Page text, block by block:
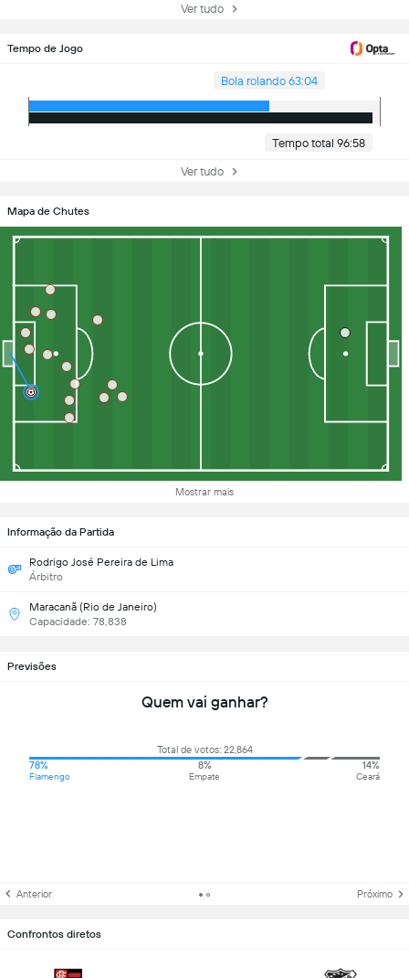
Ver tudo
Tempo de Jogo
Bola rolando 63:04
Tempo total 96:58
Ver tudo
Mapa de Chutes
Mostrar mais
Informação da Partida
Rodrigo José Pereira de Lima
Árbitro
Maracanã (Rio de Janeiro)
Capacidade: 78,838
Previsões
Quem vai ganhar?
Total de votos: 22,864
78%
Flamengo
8%
Empate
14%
Ceará
Anterior Próximo
Confrontos diretos